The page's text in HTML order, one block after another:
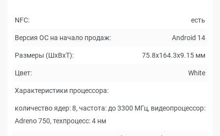
NFC: есть
Версия ОС на начало продаж: Android 14
Размеры (ШxВxТ): 75.8x164.3x9.15 мм
Цвет: White
Характеристики процессора:
количество ядер: 8, частота: до 3300 МГц, видеопроцессор:
Adreno 750, техпроцесс: 4 нм